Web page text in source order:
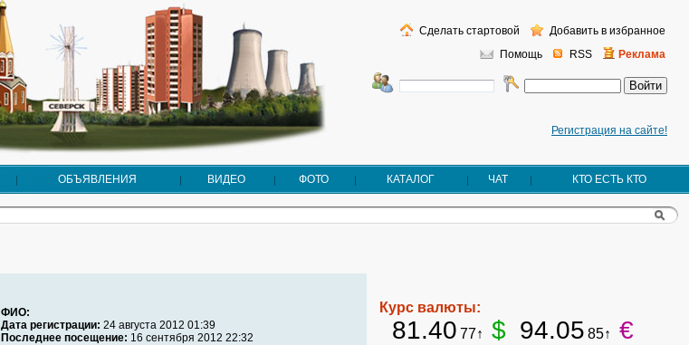
Регистрация на сайте!
Помощь RSS Реклама
Сделать стартовой Добавить в избранное
ОБЪЯВЛЕНИЯ ВИДЕО ФОТО КАТАЛОГ ЧАТ КТО ЕСТЬ КТО
ФИО:
Дата регистрации: 24 августа 2012 01:39
Последнее посещение: 16 сентября 2012 22:32
Курс валюты:
81.40 77↑ $ 94.05 85↑ €